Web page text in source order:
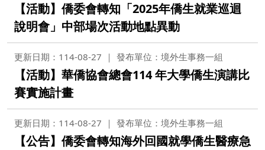
【活動】僑委會轉知「2025年僑生就業巡迴
說明會」中部場次活動地點異動
更新日期：114-08-27 發布單位：境外生事務一組
【活動】華僑協會總會114 年大學僑生演講比
賽實施計畫
更新日期：114-08-27 發布單位：境外生事務一組
【公告】僑委會轉知海外回國就學僑生醫療急